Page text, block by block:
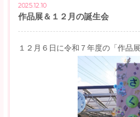
2025.12.10
作品展＆１２月の誕生会
１２月６日に令和７年度の「作品